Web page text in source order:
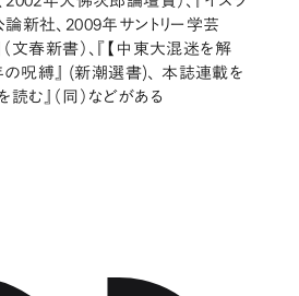
新社、2009年サントリー学芸
（文春新書）、『【中東大混迷を解
の呪縛』 (新潮選書)、 本誌連載を
む』（同）などがある